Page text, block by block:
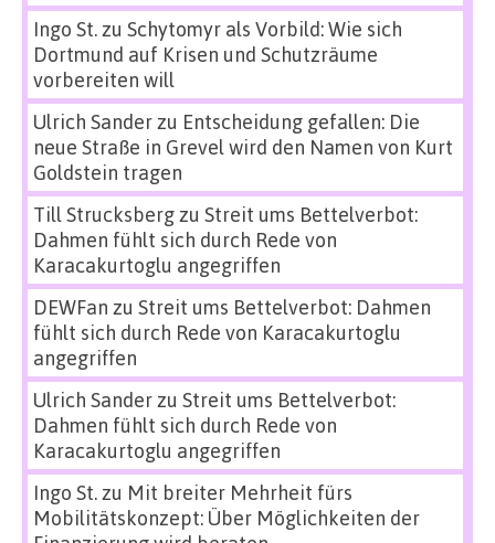
Ingo St.zu Schytomyr als Vorbild: Wie sich
Dortmund auf Krisen und Schutzräume
vorbereiten will
Ulrich Sanderzu Entscheidung gefallen: Die
neue Straße in Grevel wird den Namen von Kurt
Goldstein tragen
Till Strucksbergzu Streit ums Bettelverbot:
Dahmen fühlt sich durch Rede von
Karacakurtoglu angegriffen
DEWFan zu Streit ums Bettelverbot: Dahmen
fühlt sich durch Rede von Karacakurtoglu
angegriffen
Ulrich Sanderzu Streit ums Bettelverbot:
Dahmen fühlt sich durch Rede von
Karacakurtoglu angegriffen
Ingo St.zu Mit breiter Mehrheit fürs
Mobilitätskonzept: Über Möglichkeiten der